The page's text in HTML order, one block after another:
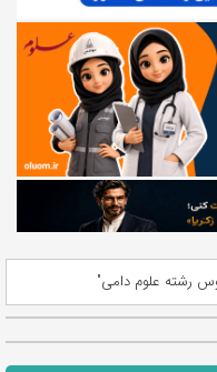
رشته علوم دامی"